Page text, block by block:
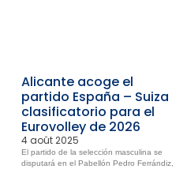
Alicante acoge el
partido España – Suiza
clasificatorio para el
Eurovolley de 2026
4 août 2025
El partido de la selección masculina se
disputará en el Pabellón Pedro Ferrándiz,